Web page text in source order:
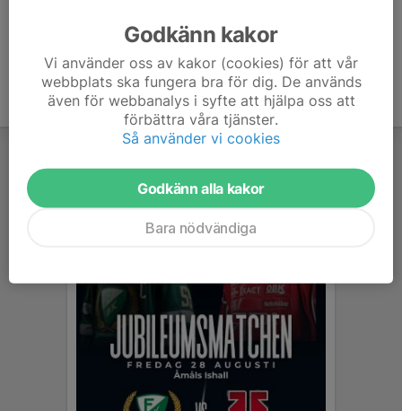
Godkänn kakor
Vi använder oss av kakor (cookies) för att vår
webbplats ska fungera bra för dig. De används
även för webbanalys i syfte att hjälpa oss att
förbättra våra tjänster.
Så använder vi cookies
Godkänn alla kakor
Bara nödvändiga